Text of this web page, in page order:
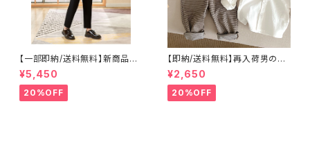
【一部即納/送料無料】新商品子
どもスーツ5点セット高品質豪華
男の子スーツキッズフォーマルス
ーツお買い得6点セットコサージ
ュ付き入学式入園式卒園式男の
¥5,450
20%OFF
【即納/送料無料】再入荷男の子
フォーマルスーツタキシードシャ
ツ＆ズボンサスペンダー付き２点
セット お誕生日フォーマル100
日コーデ発表会入園式卒園式ハ
¥2,650
20%OFF